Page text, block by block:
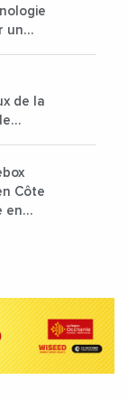
un
à
de la
Côte
en